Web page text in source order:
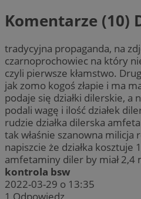
Komentarze (10)
tradycyjna propaganda, na
czarnoprochowiec na który
czyli pierwsze kłamstwo.
jak zomo kogoś złapie i ma
podaje się działki dilerskie, a
podali wagę i ilość działek
rudzie działka dilerska
tak właśnie szanowna milicja
napiszcie że działka kosztuje
amfetaminy diler by miał 2,4
kontrola bsw
2022-03-29 o 13:35